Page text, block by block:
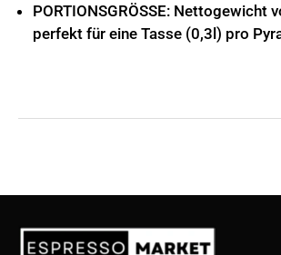
PORTIONSGRÖSSE: Nettogewicht
perfekt für eine Tasse (0,3l) pro